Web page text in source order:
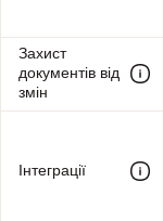
Захист
документів від
змін
Інтеграції